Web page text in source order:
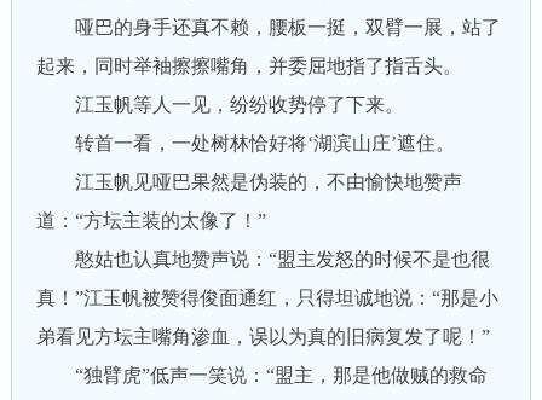
哑巴的身手还真不赖，腰板一挺，双臂一展，站了
起来，同时举袖擦擦嘴角，并委屈地指了指舌头。
江玉帆等人一见，纷纷收势停了下来。
转首一看，一处树林恰好将‘湖滨山庄’遮住。
江玉帆见哑巴果然是伪装的，不由愉快地赞声
道：“方坛主装的太像了！”
憨姑也认真地赞声说：“盟主发怒的时候不是也很
真！”江玉帆被赞得俊面通红，只得坦诚地说：“那是小
弟看见方坛主嘴角渗血，误以为真的旧病复发了呢！”
“独臂虎”低声一笑说：“盟主，那是他做贼的救命